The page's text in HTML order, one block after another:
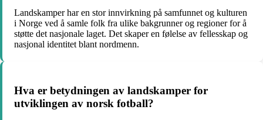
Landskamper har en stor innvirkning på samfunnet og kulturen
i Norge ved å samle folk fra ulike bakgrunner og regioner for å
støtte det nasjonale laget. Det skaper en følelse av fellesskap og
nasjonal identitet blant nordmenn.
Hva er betydningen av landskamper for
utviklingen av norsk fotball?